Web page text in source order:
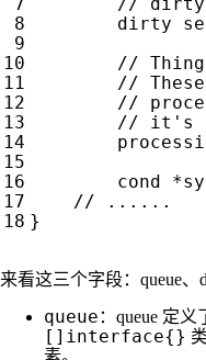
dirty
cond
*
}
来看这三个字段：queue、
queue ：queue 定
[]interface{}